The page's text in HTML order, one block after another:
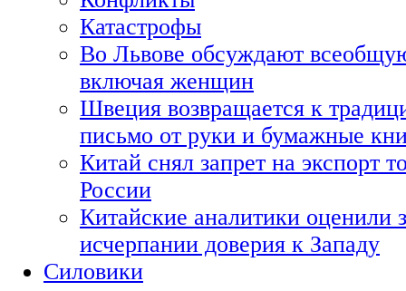
Катастрофы
Во Львове обсуждают
включая женщин
Швеция возвращается к
письмо от руки и бумажные
Китай снял запрет на экспорт
России
Китайские аналитики оценили
исчерпании доверия к Западу
Силовики